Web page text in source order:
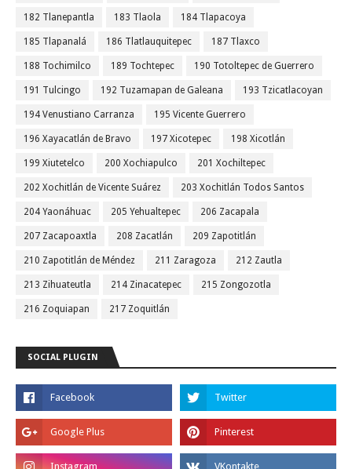
182 Tlanepantla 183 Tlaola 184 Tlapacoya
185 Tlapanalá 186 Tlatlauquitepec 187 Tlaxco
188 Tochimilco 189 Tochtepec 190 Totoltepec de Guerrero
191 Tulcingo 192 Tuzamapan de Galeana 193 Tzicatlacoyan
194 Venustiano Carranza 195 Vicente Guerrero
196 Xayacatlán de Bravo 197 Xicotepec 198 Xicotlán
199 Xiutetelco 200 Xochiapulco 201 Xochiltepec
202 Xochitlán de Vicente Suárez 203 Xochitlán Todos Santos
204 Yaonáhuac 205 Yehualtepec 206 Zacapala
207 Zacapoaxtla 208 Zacatlán 209 Zapotitlán
210 Zapotitlán de Méndez 211 Zaragoza 212 Zautla
213 Zihuateutla 214 Zinacatepec 215 Zongozotla
216 Zoquiapan 217 Zoquitlán
SOCIAL PLUGIN